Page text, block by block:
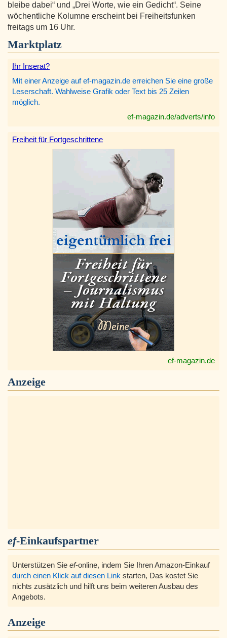
bleibe dabei“ und „Drei Worte, wie ein Gedicht“. Seine
wöchentliche Kolumne erscheint bei Freiheitsfunken
freitags um 16 Uhr.
Marktplatz
Ihr Inserat?
Mit einer Anzeige auf ef-magazin.de erreichen Sie eine große
Leserschaft. Wahlweise Grafik oder Text bis 25 Zeilen
möglich.
ef-magazin.de/adverts/info
Freiheit für Fortgeschrittene
ef-magazin.de
Anzeige
ef-Einkaufspartner
Unterstützen Sie ef-online, indem Sie Ihren Amazon-Einkauf
durch einen Klick auf diesen Link starten, Das kostet Sie
nichts zusätzlich und hilft uns beim weiteren Ausbau des
Angebots.
Anzeige